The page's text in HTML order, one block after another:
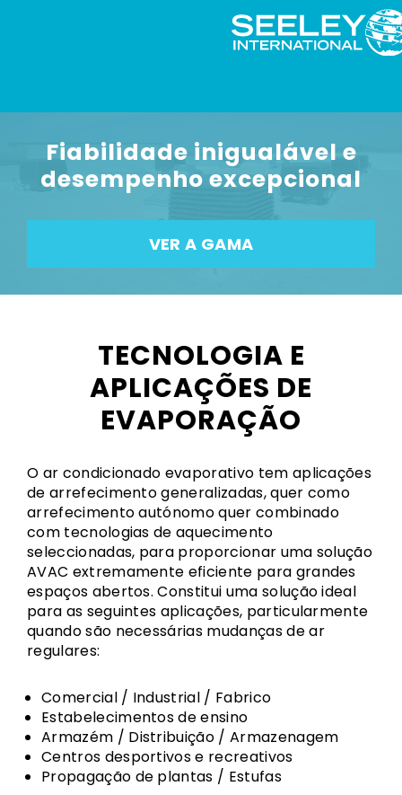
Fiabilidade inigualável e
desempenho excepcional
VER A GAMA
TECNOLOGIA E
APLICAÇÕES DE
EVAPORAÇÃO
O ar condicionado evaporativo tem aplicações
de arrefecimento generalizadas, quer como
arrefecimento autónomo quer combinado
com tecnologias de aquecimento
seleccionadas, para proporcionar uma solução
AVAC extremamente eficiente para grandes
espaços abertos. Constitui uma solução ideal
para as seguintes aplicações, particularmente
quando são necessárias mudanças de ar
regulares:
Comercial / Industrial / Fabrico
Estabelecimentos de ensino
Armazém / Distribuição / Armazenagem
Centros desportivos e recreativos
Propagação de plantas / Estufas